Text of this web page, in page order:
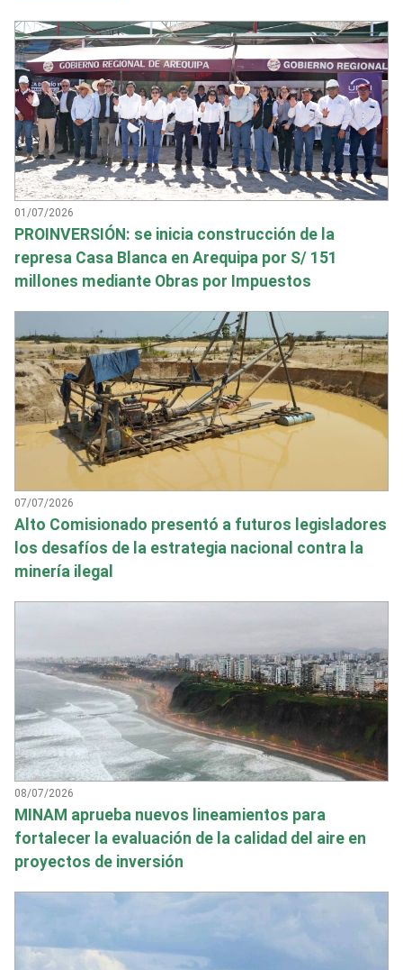
01/07/2026
PROINVERSIÓN: se inicia construcción de la
represa Casa Blanca en Arequipa por S/ 151
millones mediante Obras por Impuestos
07/07/2026
Alto Comisionado presentó a futuros legisladores
los desafíos de la estrategia nacional contra la
minería ilegal
08/07/2026
MINAM aprueba nuevos lineamientos para
fortalecer la evaluación de la calidad del aire en
proyectos de inversión